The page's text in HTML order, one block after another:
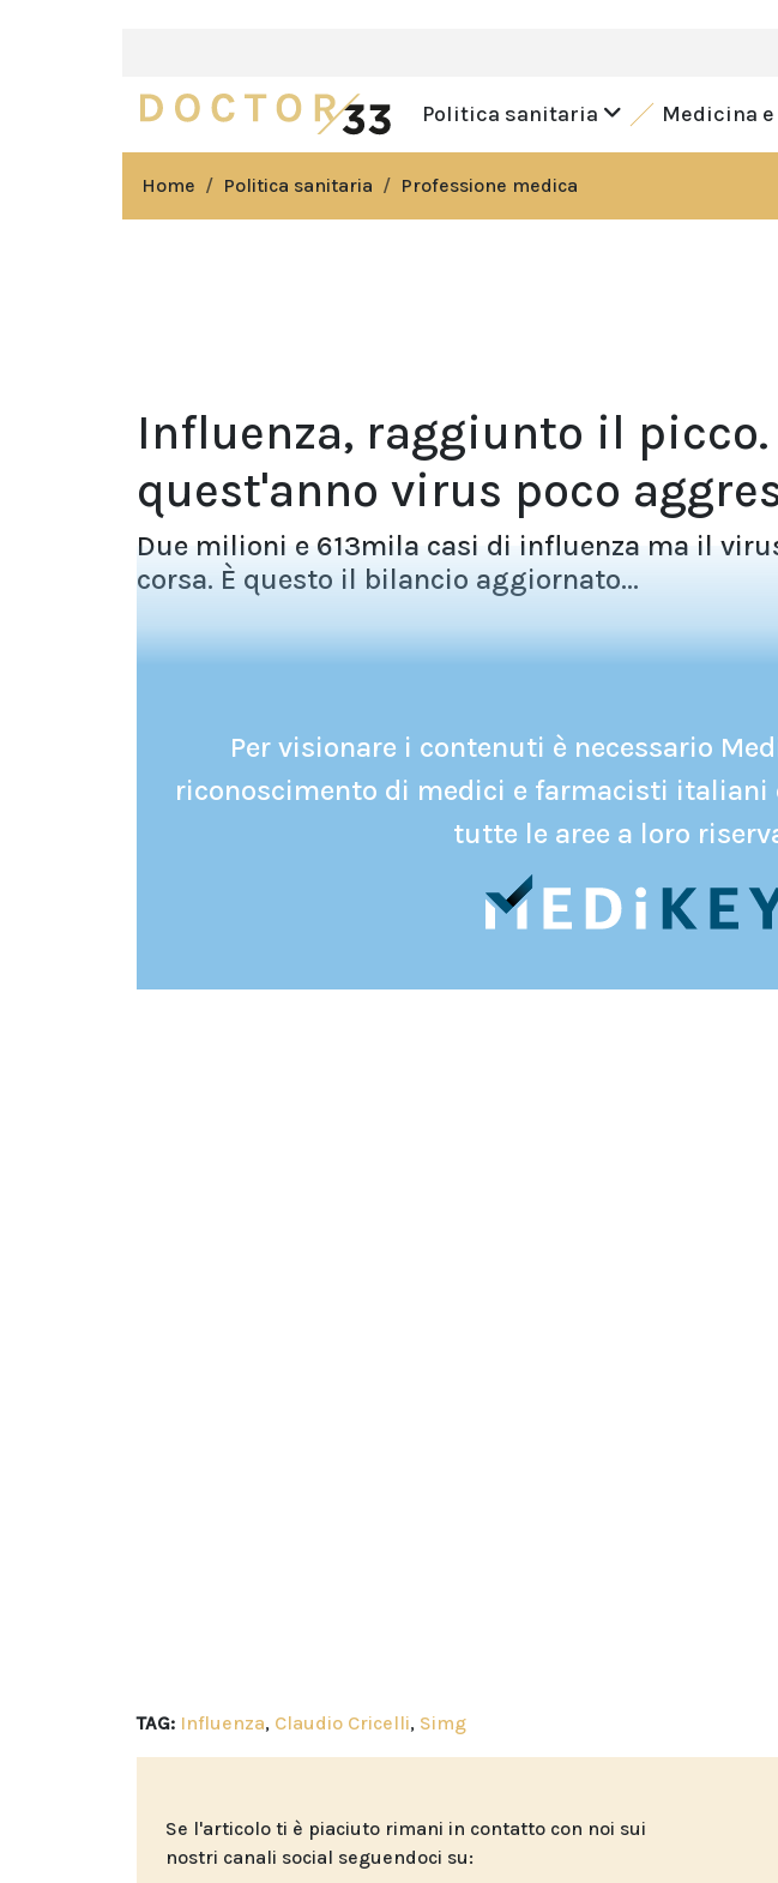
Politica sanitaria Medicina
Home Politica sanitaria Professione medica
Influenza, raggiunto il
quest'anno virus poco
Due milioni e 613mila casi di influenza ma il
corsa. È questo il bilancio aggiornato...
Per visionare i contenuti è necessario
riconoscimento di medici e farmacisti italiani
tutte le aree a loro
TAG: Influenza, Claudio Cricelli, Simg
Se l'articolo ti è piaciuto rimani in contatto con noi sui
nostri canali social seguendoci su: